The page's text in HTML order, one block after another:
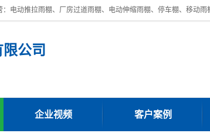
公司
企业视频 客户案例